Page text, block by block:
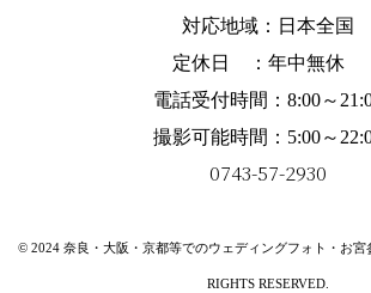
対応地域： 日本全国
定休日 ：年中無休
電話受付時間：8:00～
撮影可能時間：5:00～
0743-57-2930
© 2024 奈良・大阪・京都等でのウェディングフォト・お
RIGHTS RESERVED.